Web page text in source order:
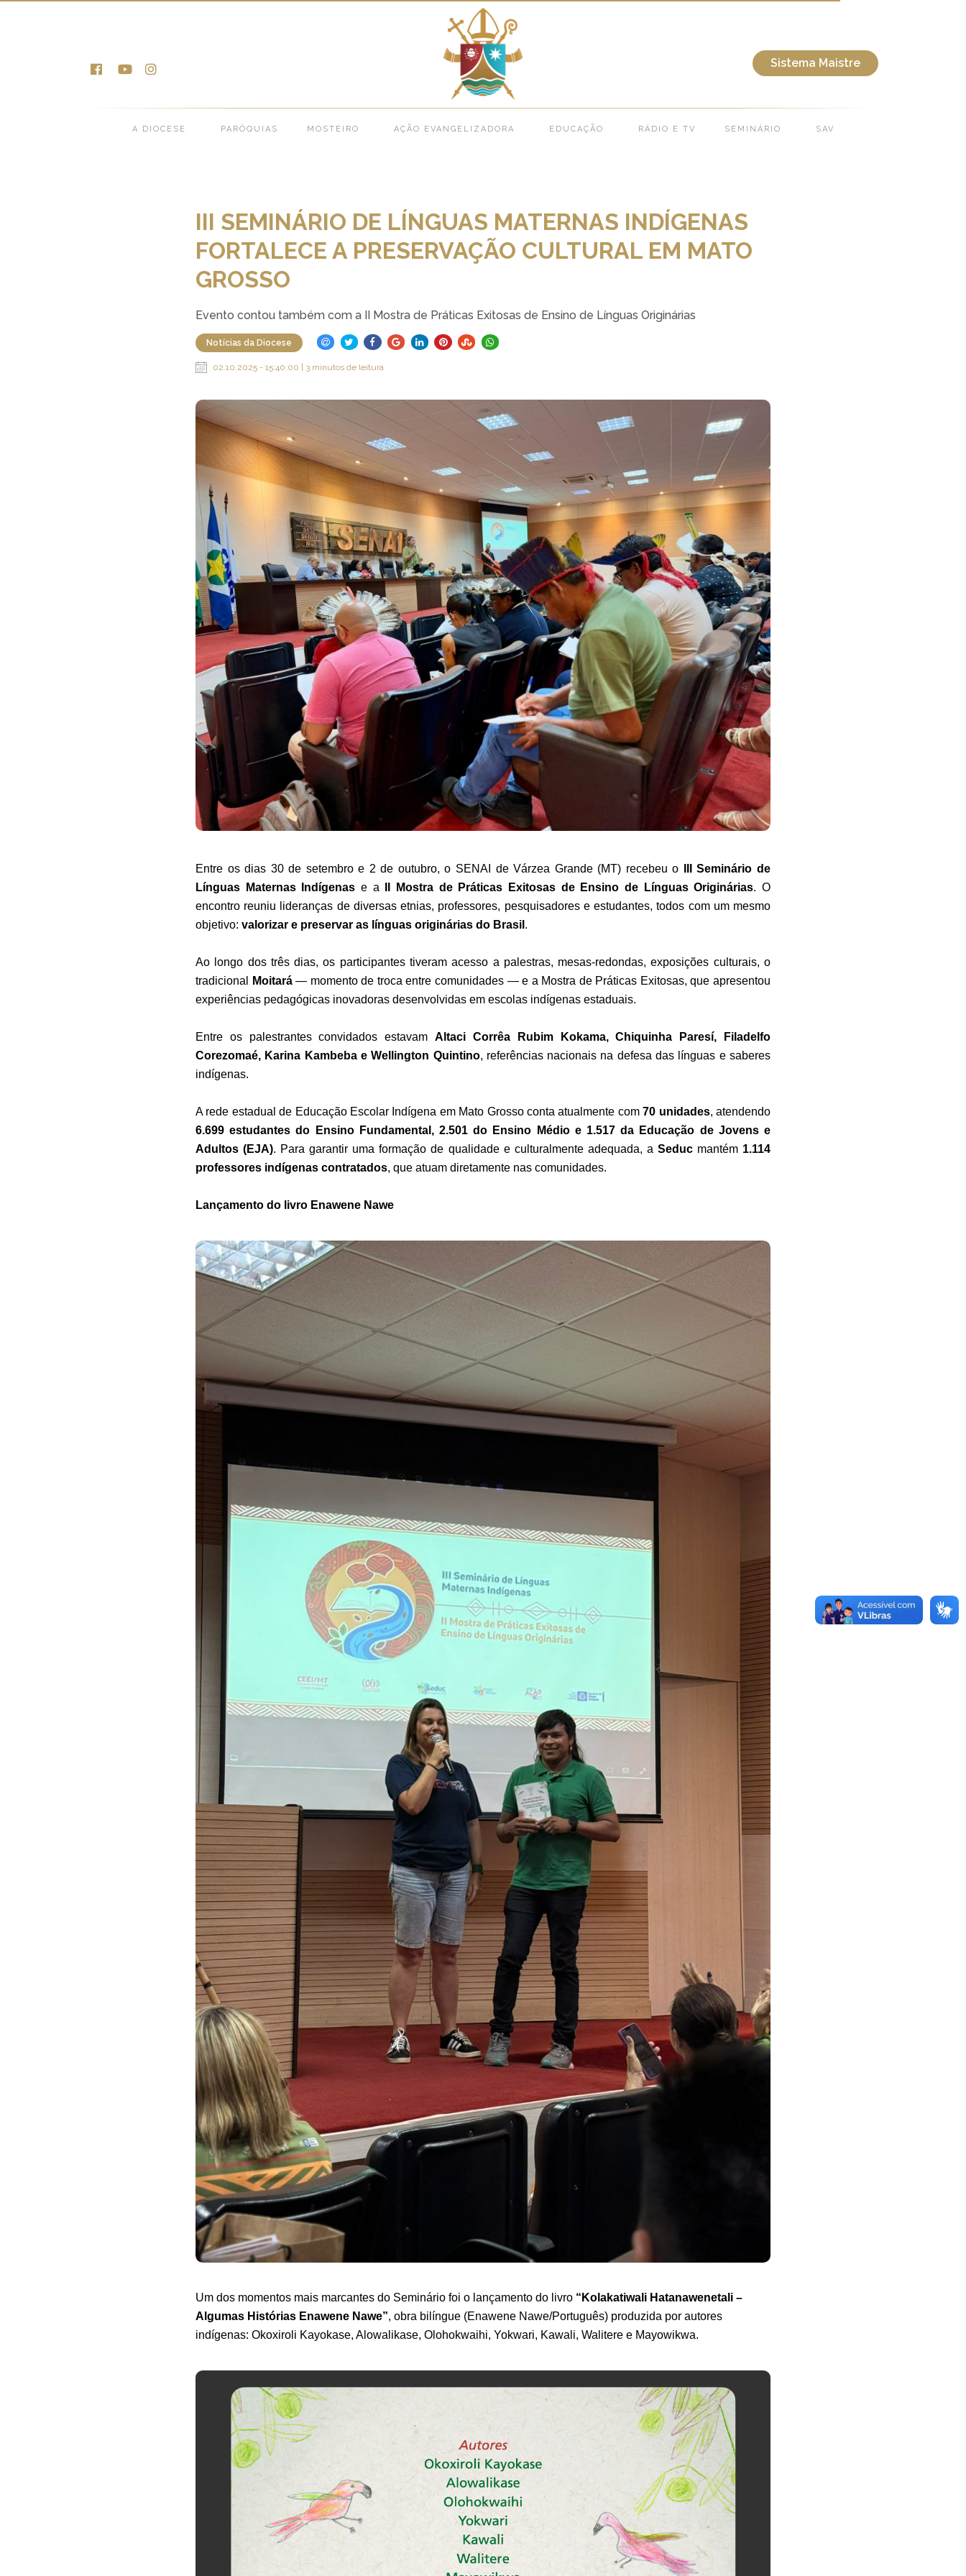
Sistema Maistre
A DIOCESE PARÓQUIAS MOSTEIRO AÇÃO EVANGELIZADORA EDUCAÇÃO RÁDIO E TV SEMINÁRIO SAV
III SEMINÁRIO DE LÍNGUAS MATERNAS INDÍGENAS FORTALECE A PRESERVAÇÃO CULTURAL EM MATO GROSSO
III SEMINÁRIO DE LÍNGUAS MATERNAS INDÍGENAS
FORTALECE A PRESERVAÇÃO CULTURAL EM MATO
GROSSO
Evento contou também com a II Mostra de Práticas Exitosas de Ensino de Línguas Originárias
Notícias da Diocese
02.10.2025 - 15:40:00 | 3 minutos de leitura
Entre os dias 30 de setembro e 2 de outubro, o SENAI de Várzea Grande (MT) recebeu o
III Seminário de
Línguas Maternas Indígenas e a II Mostra de Práticas Exitosas de Ensino de Línguas Originárias. O
encontro reuniu lideranças de diversas etnias, professores, pesquisadores e estudantes, todos com um mesmo
objetivo: valorizar e preservar as línguas originárias do Brasil .
Ao longo dos três dias, os participantes tiveram acesso a palestras, mesas-redondas, exposições culturais, o
tradicional
Moitará— momento de troca entre comunidades — e a Mostra de Práticas Exitosas, que apresentou
experiências pedagógicas inovadoras desenvolvidas em escolas indígenas estaduais.
Entre os palestrantes convidados estavamAltaci Corrêa Rubim Kokama, Chiquinha Paresí, Filadelfo
Corezomaé, Karina Kambeba e Wellington Quintino, referências nacionais na defesa das línguas e saberes
indígenas.
A rede estadual de Educação Escolar Indígena em Mato Grosso conta atualmente com70 unidades, atendendo
6.699 estudantes do Ensino Fundamental, 2.501 do Ensino Médio e 1.517 da Educação de Jovens e
Adultos (EJA). Para garantir uma formação de qualidade e culturalmente adequada, a Seducmantém 1.114
professores indígenas contratados, que atuam diretamente nas comunidades.
Lançamento do livro Enawene Nawe
Um dos momentos mais marcantes do Seminário foi o lançamento do livro “Kolakatiwali Hatanawenetali –
Algumas Histórias Enawene Nawe”, obra bilíngue (Enawene Nawe/Português) produzida por autores
indígenas: Okoxiroli Kayokase, Alowalikase, Olohokwaihi, Yokwari, Kawali, Walitere e Mayowikwa.